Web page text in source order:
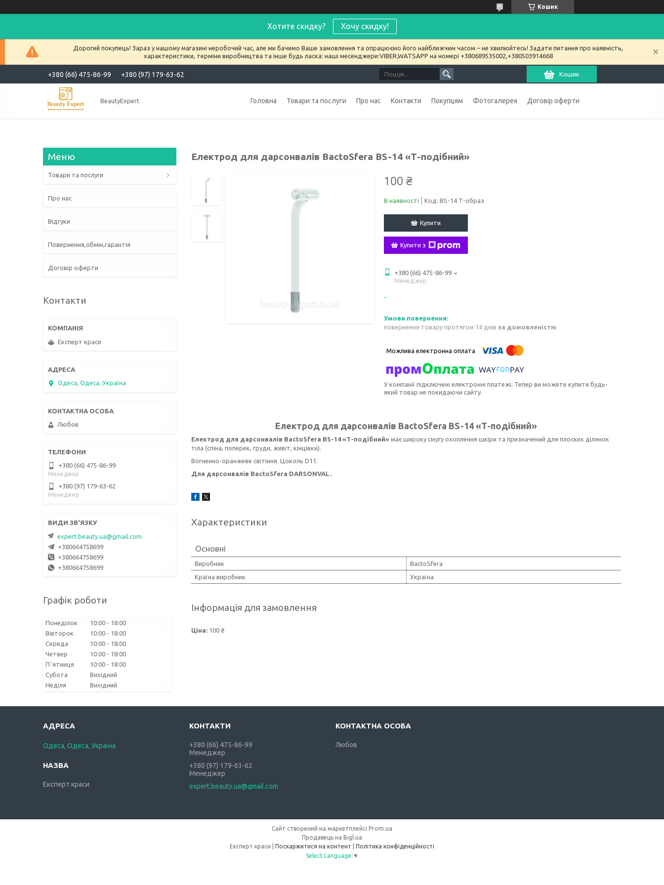
Кошик
Хотите скидку? Хочу скидку!
Дорогий покупець! Зараз у нашому магазині неробочий час, але ми бачимо Ваше замовлення та опрацюємо його найближчим часом – не хвилюйтесь! Задати питання про наявність,
характеристики, терміни виробництва та інше будь ласка: наші месенджери:VIBER,WATSAPP на номері +380689535002,+380503914668
+380 (66) 475-86-99 +380 (97) 179-63-62 Кошик
BeautyExpert Головна Товари та послуги Про нас Контакти Покупцям Фотогалерея Договір оферти
Електрод для дарсонвалів BactoSfera BS-14 «Т-подібний»
100 ₴
В наявності Код: BS-14 Т-образ
Купити
Купити з
+380 (66) 475-86-99
Менеджер
повернення товару протягом 14 днів за домовленістю
У компанії підключені електронні платежі. Тепер ви можете купити будь-
який товар не покидаючи сайту.
Електрод для дарсонвалів BactoSfera BS-14 «Т-подібний»
Електрод для дарсонвалів BactoSfera BS-14 «Т-подібний» має широку смугу охоплення шкіри та призначений для плоских ділянок
тіла (спіна, поперек, груди, живіт, кінцівки).
Вогненно-оранжеве світіння. Цоколь D11.
Для дарсонвалів BactoSfera DARSONVAL.
Характеристики
Основні
Виробник
BactoSfera
Країна виробник
Україна
Інформація для замовлення
Ціна: 100 ₴
Товари та послуги
Про нас
Відгуки
Повернення,обмін,гарантія
Договір оферти
Контакти
Експерт краси
Одеса, Одеса, Україна
Любов
+380 (66) 475-86-99
Менеджер
+380 (97) 179-63-62
Менеджер
expert.beauty.ua@gmail.com
+380664758699
+380664758699
+380664758699
Графік роботи
Понеділок 10:00
18:00
Вівторок
10:00
18:00
Середа
10:00
18:00
Четвер
10:00
18:00
Пʼятниця
10:00
18:00
Субота
Вихідний
Неділя
Вихідний
Одеса, Одеса, Україна
Експерт краси
+380 (66) 475-86-99
Менеджер
+380 (97) 179-63-62
Менеджер
expert.beauty.ua@gmail.com
Любов
Сайт створений на маркетплейсі Prom.ua
Продавець на Bigl.ua
Поскаржитися на контент
Політика конфіденційності
Select Language ▼